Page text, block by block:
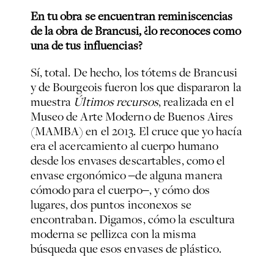
En tu obra se encuentran reminiscencias
de la obra de Brancusi, ¿lo reconoces como
una de tus influencias?
Sí, total. De hecho, los tótems de Brancusi
y de Bourgeois fueron los que dispararon la
muestra Últimos recursos, realizada en el
Museo de Arte Moderno de Buenos Aires
(MAMBA) en el 2013. El cruce que yo hacía
era el acercamiento al cuerpo humano
desde los envases descartables, como el
envase ergonómico ‒de alguna manera
cómodo para el cuerpo‒, y cómo dos
lugares, dos puntos inconexos se
encontraban. Digamos, cómo la escultura
moderna se pellizca con la misma
búsqueda que esos envases de plástico.